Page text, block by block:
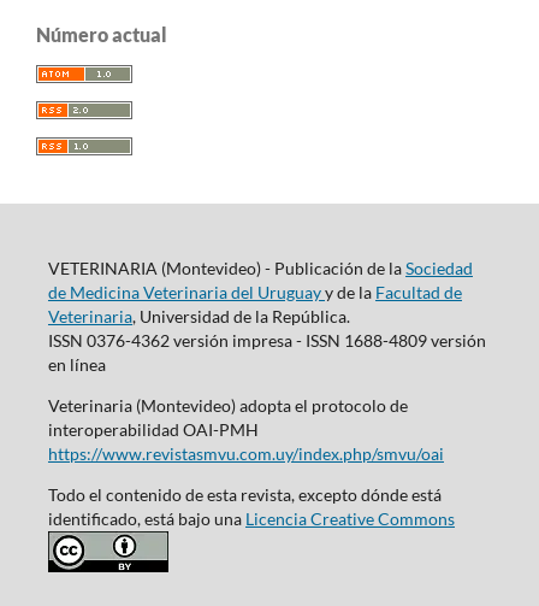
Número actual
VETERINARIA (Montevideo) - Publicación de laSociedad
de Medicina Veterinaria del Uruguayy de la Facultad de
Veterinaria, Universidad de la República.
ISSN 0376-4362 versión impresa - ISSN 1688-4809 versión
en línea
Veterinaria (Montevideo) adopta el protocolo de
interoperabilidad OAI-PMH
https://www.revistasmvu.com.uy/index.php/smvu/oai
Todo el contenido de esta revista, excepto dónde está
identificado, está bajo una Licencia Creative Commons